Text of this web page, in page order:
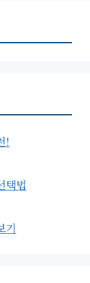
!
택법
기